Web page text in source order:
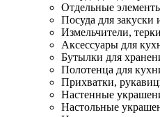
Отдельные
Посуда для закуски
Измельчители, терки
Аксессуары для
Бутылки для
Полотенца для
Прихватки,
Настенные
Настольные